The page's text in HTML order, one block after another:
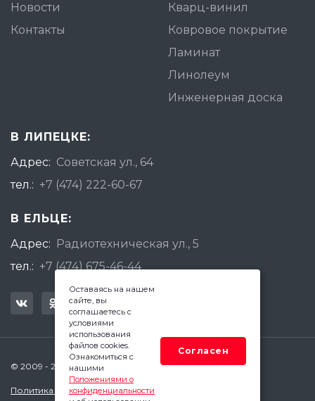
Новости
Контакты
Кварц-винил
Ковровое покрытие
Ламинат
Линолеум
Инженерная доска
В ЛИПЕЦКЕ:
Адрес: Советская ул., 64
тел.: +7 (474) 222-60-67
В ЕЛЬЦЕ:
Адрес: Радиотехническая ул., 5
тел.: +7 (474) 675-46-44
© 2009 - 2026 Квадратный Метр - Липецк
Политика конфиденциальности
Оставаясь на нашем
сайте, вы
соглашаетесь с
условиями
использования
файлов cookies.
Ознакомиться с
нашими
Положениями о
конфиденциальности
Согласен